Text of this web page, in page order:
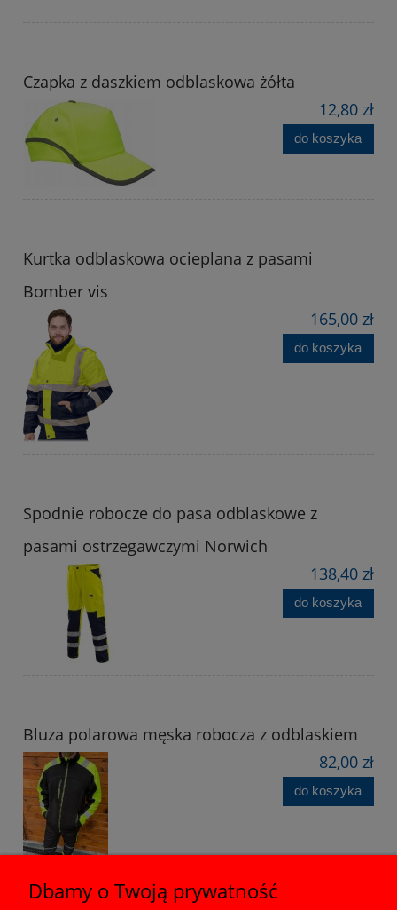
Czapka z daszkiem odblaskowa żółta
12,80 zł
do koszyka
Kurtka odblaskowa ocieplana z pasami
Bomber vis
165,00 zł
do koszyka
Spodnie robocze do pasa odblaskowe z
pasami ostrzegawczymi Norwich
138,40 zł
do koszyka
Bluza polarowa męska robocza z odblaskiem
82,00 zł
do koszyka
Dbamy o Twoją prywatność